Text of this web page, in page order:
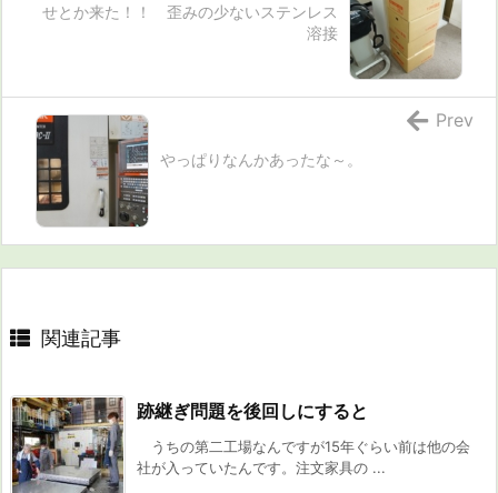
せとか来た！！ 歪みの少ないステンレス
溶接
やっぱりなんかあったな～。
Prev
関連記事
跡継ぎ問題を後回しにすると
うちの第二工場なんですが15年ぐらい前は他の会
社が入っていたんです。注文家具の ...